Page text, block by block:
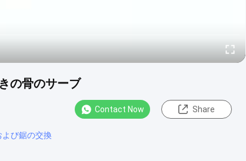
の骨のサーブ
Contact Now Share
び鋸の交換